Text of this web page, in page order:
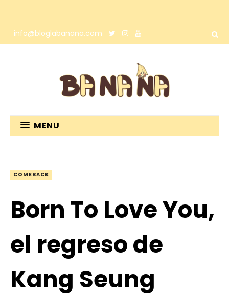
info@bloglabanana.com
MENU
COMEBACK
Born To Love You,
el regreso de
Kang Seung